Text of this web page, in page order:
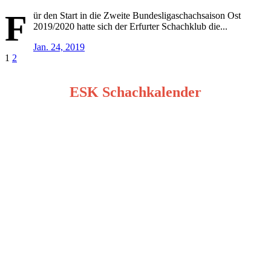
F
ür den Start in die Zweite Bundesligaschachsaison Ost
2019/2020 hatte sich der Erfurter Schachklub die...
Jan. 24, 2019
Seitennummerierung
1 2
ESK Schachkalender